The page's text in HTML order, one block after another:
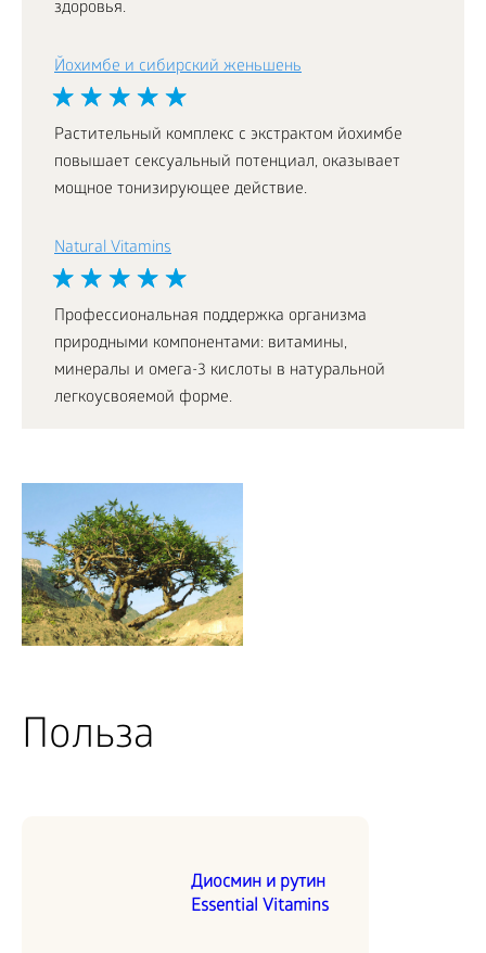
здоровья.
Йохимбе и сибирский женьшень
Растительный комплекс с экстрактом йохимбе
повышает сексуальный потенциал, оказывает
мощное тонизирующее действие.
Natural Vitamins
Профессиональная поддержка организма
природными компонентами: витамины,
минералы и омега-3 кислоты в натуральной
легкоусвояемой форме.
Польза
Диосмин и рутин
Essential Vitamins